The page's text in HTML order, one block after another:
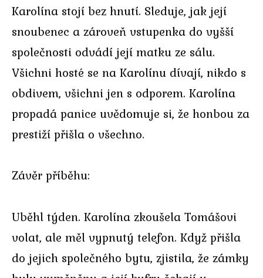
Karolína stojí bez hnutí. Sleduje, jak její
snoubenec a zároveň vstupenka do vyšší
společnosti odvádí její matku ze sálu.
Všichni hosté se na Karolínu dívají, nikdo s
obdivem, všichni jen s odporem. Karolína
propadá panice uvědomuje si, že honbou za
prestiží přišla o všechno.
Závěr příběhu:
Uběhl týden. Karolína zkoušela Tomášovi
volat, ale měl vypnutý telefon. Když přišla
do jejich společného bytu, zjistila, že zámky